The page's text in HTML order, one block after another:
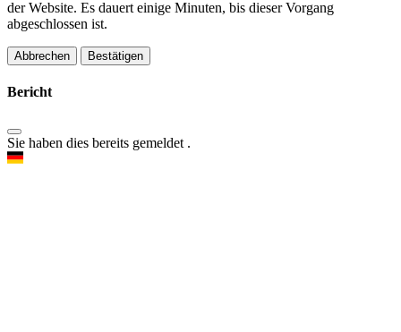
der Website. Es dauert einige Minuten, bis dieser Vorgang
abgeschlossen ist.
Bestätigen
Bericht
Sie haben dies bereits gemeldet .